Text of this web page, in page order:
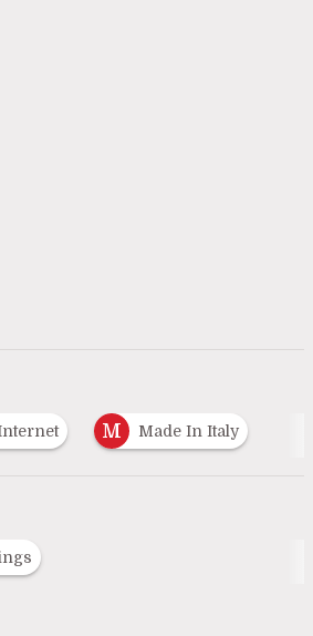
M Made In Italy